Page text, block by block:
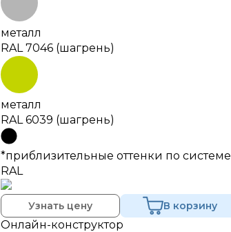
металл
RAL 7046 (шагрень)
металл
RAL 6039 (шагрень)
*приблизительные оттенки по системе
RAL
Узнать цену В корзину
Онлайн-конструктор